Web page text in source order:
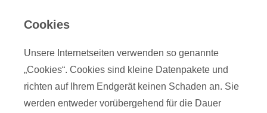
Cookies
Unsere Internetseiten verwenden so genannte
„Cookies“. Cookies sind kleine Datenpakete und
richten auf Ihrem Endgerät keinen Schaden an. Sie
werden entweder vorübergehend für die Dauer